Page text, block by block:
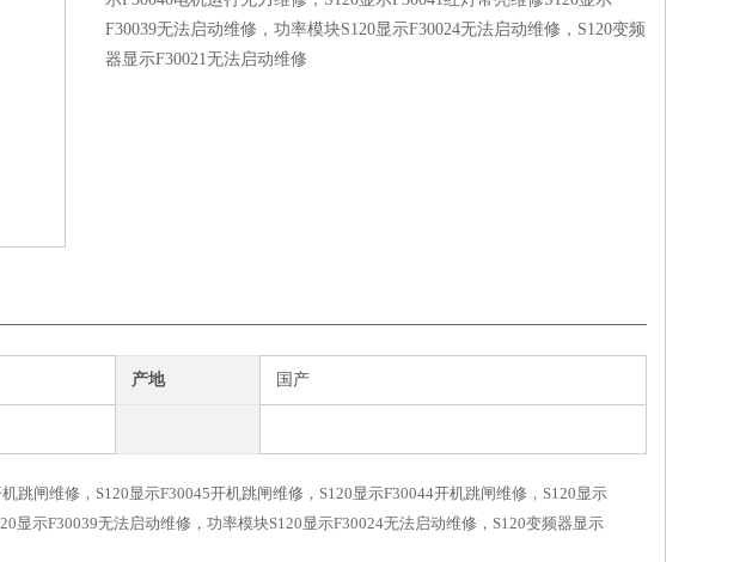
F30039无法启动维修，功率模块S120显示F30024无法启动维修，S120变频
器显示F30021无法启动维修
产地 国产
机跳闸维修，S120显示F30045开机跳闸维修，S120显示F30044开机跳闸维修，S120显示
显示F30039无法启动维修，功率模块S120显示F30024无法启动维修，S120变频器显示